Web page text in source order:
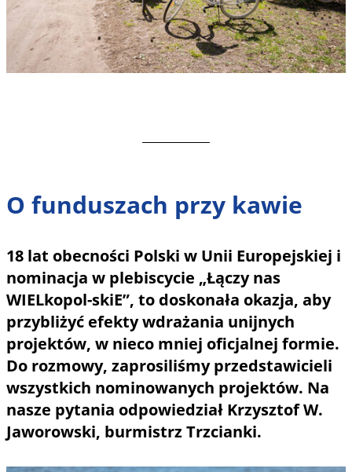
O funduszach przy kawie
18 lat obecności Polski w Unii Europejskiej i
nominacja w plebiscycie „Łączy nas
WIELkopol-skiE”, to doskonała okazja, aby
przybliżyć efekty wdrażania unijnych
projektów, w nieco mniej oficjalnej formie.
Do rozmowy, zaprosiliśmy przedstawicieli
wszystkich nominowanych projektów. Na
nasze pytania odpowiedział Krzysztof W.
Jaworowski, burmistrz Trzcianki.